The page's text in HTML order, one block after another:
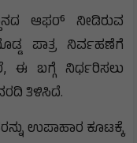
ಆಫರ್ ನೀಡಿರುವ
ಪಾತ್ರ ನಿರ್ವಹಣೆಗೆ
ಈ ಬಗ್ಗೆ ನಿರ್ಧರಿಸಲು
ತಿಳಿಸಿದೆ.
ಉಪಾಹಾರ ಕೂಟಕ್ಕೆ